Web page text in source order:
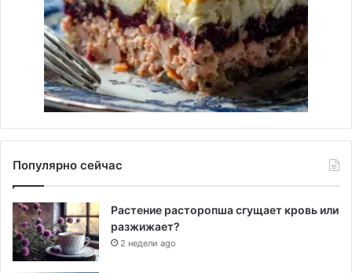
Популярно сейчас
Растение расторопша сгущает кровь или
разжижает?
2 недели ago